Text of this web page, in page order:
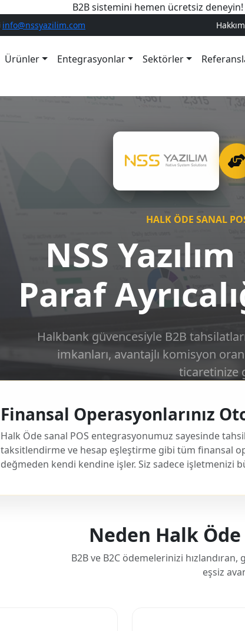
B2B sistemini hemen ücretsiz deneyin!
info@nssyazilim.com
Ürünler Entegrasyonlar Sektörler
HALK ÖDE SANAL
NSS
Paraf
Halkbank güvencesiyle B2B
imkanları, avantajlı komisyon
ticaretinize
Finansal Operasyonlarınız
Halk Öde sanal POS entegrasyonumuz sayesinde
taksitlendirme ve hesap eşleştirme gibi tüm finansal
değmeden kendi kendine işler. Siz sadece işletmenizi
Neden Halk
B2B ve B2C ödemelerinizi
eşsiz